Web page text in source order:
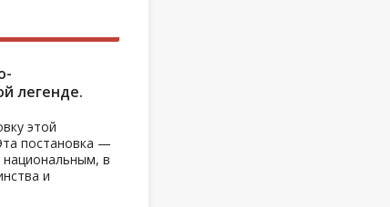
легенде.
этой
постановка —
национальным, в
и